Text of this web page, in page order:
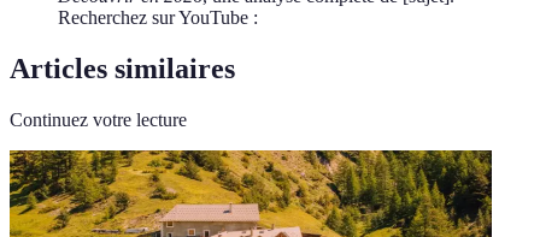
Recherchez sur YouTube :
Articles similaires
Continuez votre lecture